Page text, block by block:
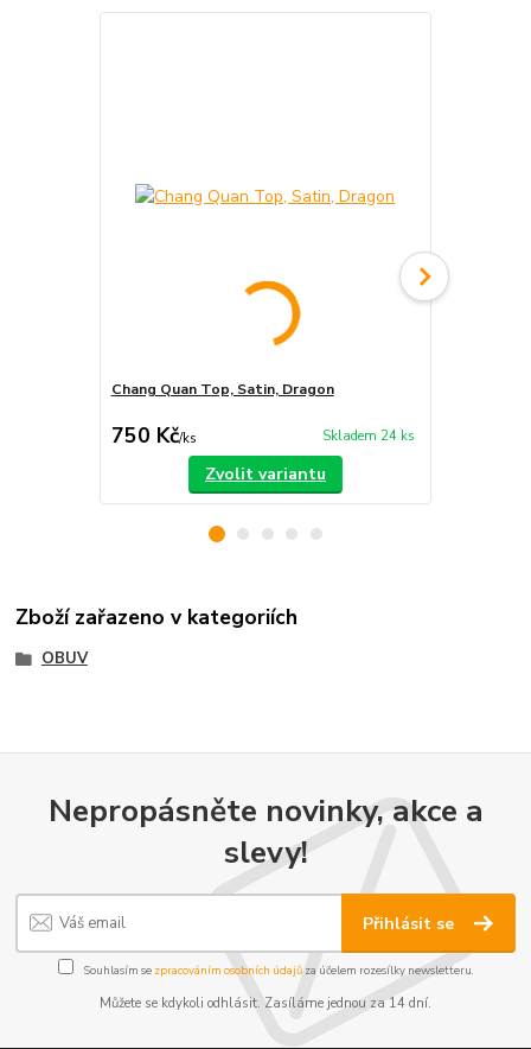
Chang Quan Top, Satin, Dragon
750 Kč/ks Skladem 24 ks
Zvolit variantu
Zboží zařazeno v kategoriích
OBUV
Nepropásněte novinky, akce a
slevy!
Přihlásit se
Souhlasím se zpracováním osobních údajůza účelem rozesílky newsletteru.
Můžete se kdykoli odhlásit. Zasíláme jednou za 14 dní.